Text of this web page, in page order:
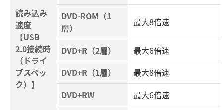
読み込み
速度
【USB
2.0接続時
（ドライ
ブスペッ
ク）】
DVD-ROM（1
層）
最大8倍速
DVD+R（2層）
最大6倍速
DVD+R（1層）
最大8倍速
DVD+RW
最大6倍速